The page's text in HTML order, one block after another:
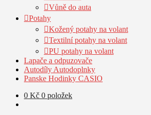
Vůně do auta
Potahy
Kožený potahy na volant
Textilní potahy na volant
PU potahy na volant
Lapače a odpuzovače
Autodíly Autodoplnky
Panske Hodinky CASIO
0 Kč 0 položek